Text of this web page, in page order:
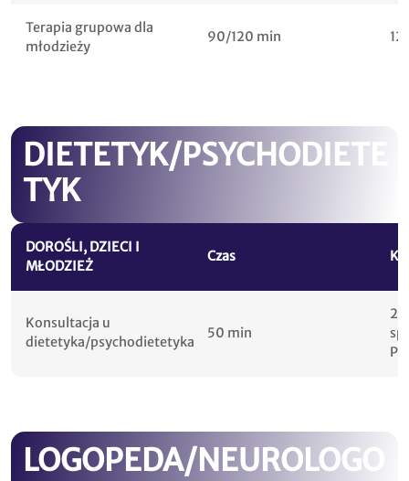
Terapia grupowa dla
młodzieży
90/120 min
DIETETYK/PSYCHODIETE
TYK
DOROŚLI, DZIECI I
MŁODZIEŻ
Czas
Konsultacja u
dietetyka/psychodietetyka
50 min
LOGOPEDA/NEUROLOGO